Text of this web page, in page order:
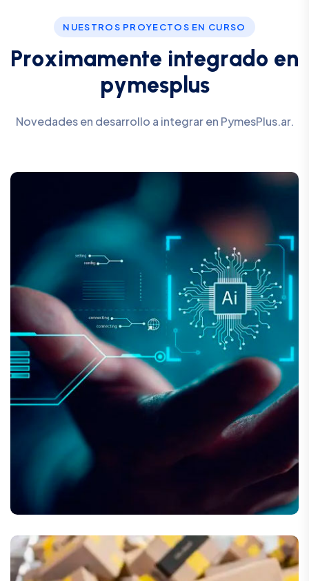
NUESTROS PROYECTOS EN CURSO
Proximamente integrado en
pymesp us
Novedades en desarrollo a integrar en PymesPlus.ar.